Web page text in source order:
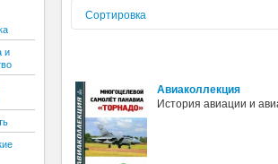
ресурсов и размещение заказа
и
Форма
реализации:
Содержиться
текст:
Буква:
Сортировка
Авиаколлекция
История авиации и